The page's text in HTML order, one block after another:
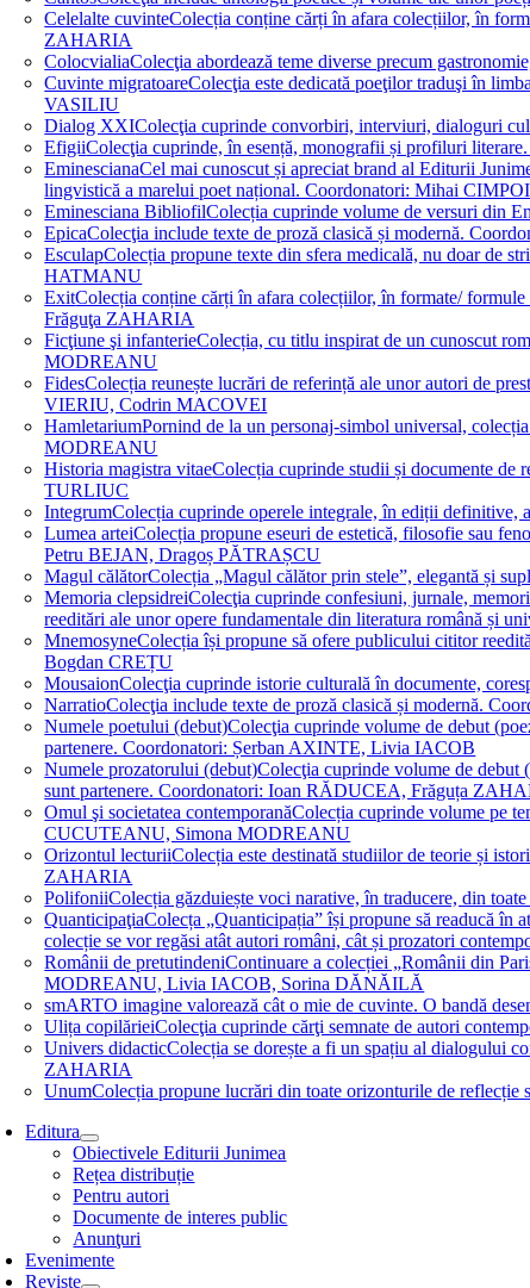
Celelalte cuvinteColecția conține cărți în afara colecțiilor, în
ZAHARIA
ColocvialiaColecţia abordează teme diverse precum
Cuvinte migratoareColecţia este dedicată poeţilor traduşi în
VASILIU
Dialog XXIColecţia cuprinde convorbiri, interviuri, dialoguri
EfigiiColecţia cuprinde, în esență, monografii și profiluri
EminescianaCel mai cunoscut și apreciat brand al Editurii
lingvistică a marelui poet național. Coordonatori: Mihai
Eminesciana BibliofilColecția cuprinde volume de versuri din
EpicaColecţia include texte de proză clasică și modernă.
EsculapColecția propune texte din sfera medicală, nu doar de
HATMANU
ExitColecția conține cărți în afara colecțiilor, în formate/
Frăguţa ZAHARIA
Ficţiune şi infanterieColecția, cu titlu inspirat de un cunoscut
MODREANU
FidesColecția reunește lucrări de referință ale unor autori de
VIERIU, Codrin MACOVEI
HamletariumPornind de la un personaj-simbol universal,
MODREANU
Historia magistra vitaeColecția cuprinde studii și documente
TURLIUC
IntegrumColecția cuprinde operele integrale, în ediții
Lumea arteiColecția propune eseuri de estetică, filosofie sau
Petru BEJAN, Dragoș PĂTRAȘCU
Magul călătorColecția „Magul călător prin stele”, elegantă și
Memoria clepsidreiColecţia cuprinde confesiuni, jurnale,
reeditări ale unor opere fundamentale din literatura română și
MnemosyneColecția își propune să ofere publicului cititor
Bogdan CREȚU
MousaionColecţia cuprinde istorie culturală în documente,
NarratioColecţia include texte de proză clasică și modernă.
Numele poetului (debut)Colecţia cuprinde volume de debut
partenere. Coordonatori: Șerban AXINTE, Livia IACOB
Numele prozatorului (debut)Colecţia cuprinde volume de debut
sunt partenere. Coordonatori: Ioan RĂDUCEA, Frăguța
Omul şi societatea contemporanăColecția cuprinde volume pe
CUCUTEANU, Simona MODREANU
Orizontul lecturiiColecția este destinată studiilor de teorie și
ZAHARIA
PolifoniiColecția găzduiește voci narative, în traducere, din
QuanticipaţiaColecța „Quanticipația” își propune să readucă în
colecție se vor regăsi atât autori români, cât și prozatori
Românii de pretutindeniContinuare a colecției „Românii din
MODREANU, Livia IACOB, Sorina DĂNĂILĂ
smARTO imagine valorează cât o mie de cuvinte. O bandă
Ulița copilărieiColecţia cuprinde cărţi semnate de autori
Univers didacticColecția se dorește a fi un spațiu al dialogului
ZAHARIA
UnumColecția propune lucrări din toate orizonturile de
Editura
Obiectivele Editurii Junimea
Rețea distribuție
Pentru autori
Documente de interes public
Anunţuri
Evenimente
Reviste